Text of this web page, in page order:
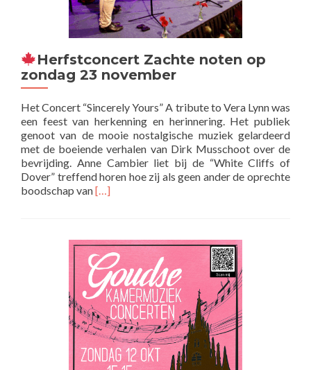
Herfstconcert Zachte noten op
zondag 23 november
Het Concert “Sincerely Yours” A tribute to Vera Lynn was
een feest van herkenning en herinnering. Het publiek
genoot van de mooie nostalgische muziek gelardeerd
met de boeiende verhalen van Dirk Musschoot over de
bevrijding. Anne Cambier liet bij de “White Cliffs of
Dover” treffend horen hoe zij als geen ander de oprechte
boodschap vanLees
Herfstconcert
Zachte
noten
op
zondag
23
november
[…]